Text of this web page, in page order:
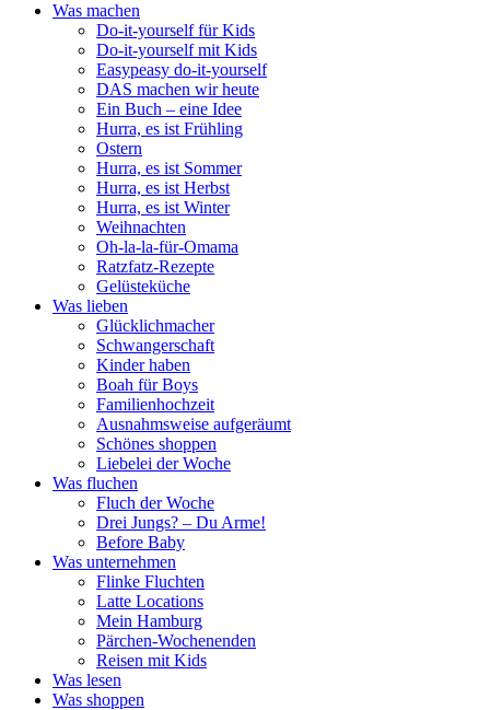
Was machen
Do-it-yourself für Kids
Do-it-yourself mit Kids
Easypeasy do-it-yourself
DAS machen wir heute
Ein Buch – eine Idee
Hurra, es ist Frühling
Ostern
Hurra, es ist Sommer
Hurra, es ist Herbst
Hurra, es ist Winter
Weihnachten
Oh-la-la-für-Omama
Ratzfatz-Rezepte
Gelüsteküche
Was lieben
Glücklichmacher
Schwangerschaft
Kinder haben
Boah für Boys
Familienhochzeit
Ausnahmsweise aufgeräumt
Schönes shoppen
Liebelei der Woche
Was fluchen
Fluch der Woche
Drei Jungs? – Du Arme!
Before Baby
Was unternehmen
Flinke Fluchten
Latte Locations
Mein Hamburg
Pärchen-Wochenenden
Reisen mit Kids
Was lesen
Was shoppen